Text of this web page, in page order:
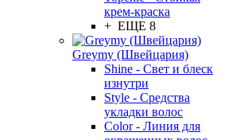
крем-краска
+ ЕЩЕ 8
Greymy (Швейцария)
Shine - Свет и блеск
изнутри
Style - Средства
укладки волос
Color - Линия для